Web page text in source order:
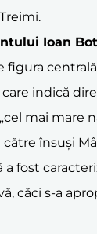
Ioan
figura
indică
mai mare
către însuși
a fost
căci s-a